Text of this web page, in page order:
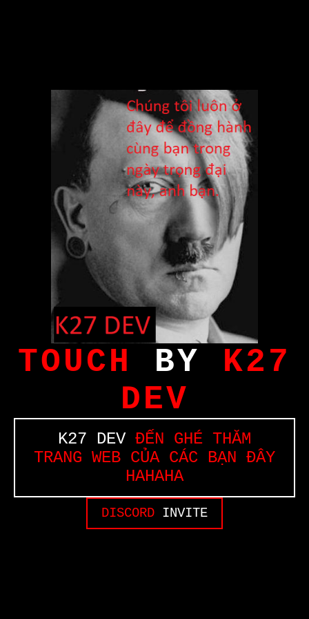
TOUCH BY K27
DEV
K27 DEVĐẾN GHÉ THĂM
TRANG WEB CỦA CÁC BẠN ĐÂY
HAHAHA
DISCORD INVITE